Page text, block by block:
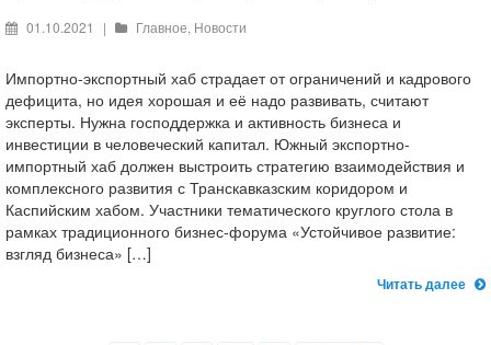
01.10.2021 | Главное, Новости
Импортно-экспортный хаб страдает от ограничений и кадрового
дефицита, но идея хорошая и её надо развивать, считают
эксперты. Нужна господдержка и активность бизнеса и
инвестиции в человеческий капитал. Южный экспортно-
импортный хаб должен выстроить стратегию взаимодействия и
комплексного развития с Транскавказским коридором и
Каспийским хабом. Участники тематического круглого стола в
рамках традиционного бизнес-форума «Устойчивое развитие:
взгляд бизнеса» […]
Читать далее